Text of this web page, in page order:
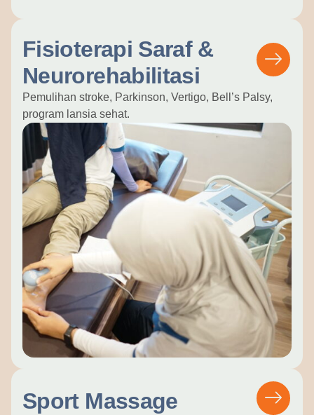
Fisioterapi Saraf &
Neurorehabilitasi
Pemulihan stroke, Parkinson, Vertigo, Bell’s Palsy,
program lansia sehat.
Sport Massage